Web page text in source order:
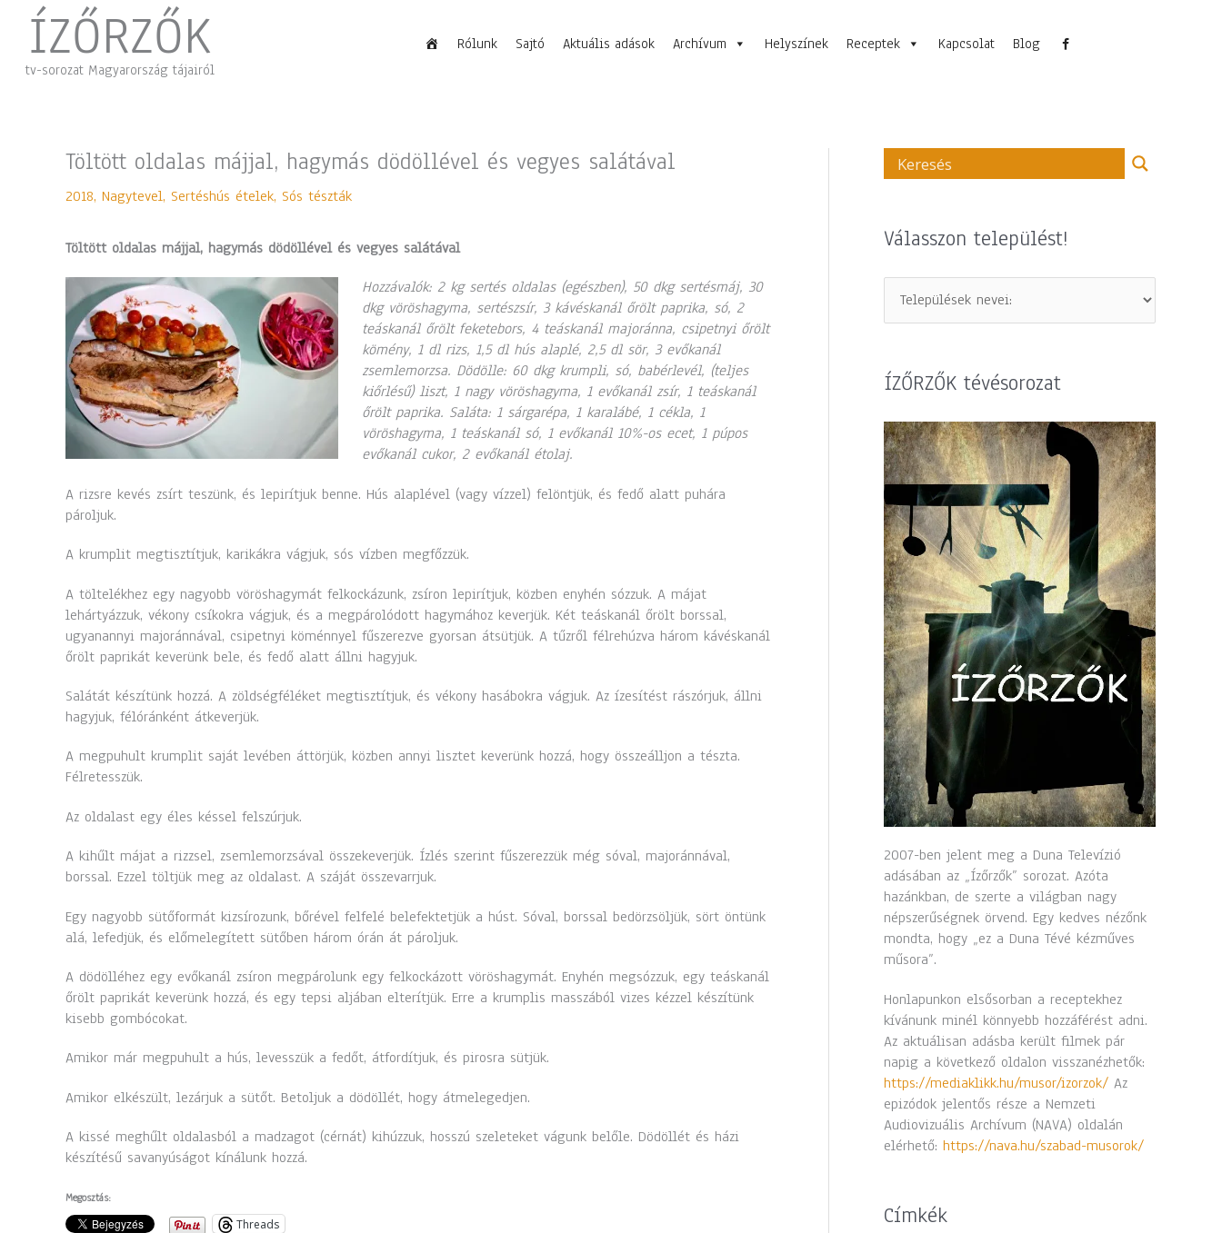
contentÍZŐRZŐK
tv-sorozat Magyarország tájairól
Rólunk Sajtó Aktuális adások Archívum Helyszínek Receptek Kapcsolat Blog
Töltött oldalas májjal, hagymás dödöllével és vegyes salátával
2018, Nagytevel, Sertéshús ételek, Sós tészták
Töltött oldalas májjal, hagymás dödöllével és vegyes salátával
Hozzávalók: 2 kg sertés oldalas (egészben), 50 dkg sertésmáj, 30
dkg vöröshagyma, sertészsír, 3 kávéskanál őrölt paprika, só, 2
teáskanál őrölt feketebors, 4 teáskanál majoránna, csipetnyi őrölt
kömény, 1 dl rizs, 1,5 dl hús alaplé, 2,5 dl sör, 3 evőkanál
zsemlemorzsa. Dödölle: 60 dkg krumpli, só, babérlevél, (teljes
kiőrlésű) liszt, 1 nagy vöröshagyma, 1 evőkanál zsír, 1 teáskanál
őrölt paprika. Saláta: 1 sárgarépa, 1 karalábé, 1 cékla, 1
vöröshagyma, 1 teáskanál só, 1 evőkanál 10%-os ecet, 1 púpos
evőkanál cukor, 2 evőkanál étolaj.
A rizsre kevés zsírt teszünk, és lepirítjuk benne. Hús alaplével (vagy vízzel) felöntjük, és fedő alatt puhára
pároljuk.
A krumplit megtisztítjuk, karikákra vágjuk, sós vízben megfőzzük.
A töltelékhez egy nagyobb vöröshagymát felkockázunk, zsíron lepirítjuk, közben enyhén sózzuk. A májat
lehártyázzuk, vékony csíkokra vágjuk, és a megpárolódott hagymához keverjük. Két teáskanál őrölt borssal,
ugyanannyi majoránnával, csipetnyi köménnyel fűszerezve gyorsan átsütjük. A tűzről félrehúzva három kávéskanál
őrölt paprikát keverünk bele, és fedő alatt állni hagyjuk.
Salátát készítünk hozzá. A zöldségféléket megtisztítjuk, és vékony hasábokra vágjuk. Az ízesítést rászórjuk, állni
hagyjuk, félóránként átkeverjük.
A megpuhult krumplit saját levében áttörjük, közben annyi lisztet keverünk hozzá, hogy összeálljon a tészta.
Félretesszük.
Az oldalast egy éles késsel felszúrjuk.
A kihűlt májat a rizzsel, zsemlemorzsával összekeverjük. Ízlés szerint fűszerezzük még sóval, majoránnával,
borssal. Ezzel töltjük meg az oldalast. A száját összevarrjuk.
Egy nagyobb sütőformát kizsírozunk, bőrével felfelé belefektetjük a húst. Sóval, borssal bedörzsöljük, sört öntünk
alá, lefedjük, és előmelegített sütőben három órán át pároljuk.
A dödölléhez egy evőkanál zsíron megpárolunk egy felkockázott vöröshagymát. Enyhén megsózzuk, egy teáskanál
őrölt paprikát keverünk hozzá, és egy tepsi aljában elterítjük. Erre a krumplis masszából vizes kézzel készítünk
kisebb gombócokat.
Amikor már megpuhult a hús, levesszük a fedőt, átfordítjuk, és pirosra sütjük.
Amikor elkészült, lezárjuk a sütőt. Betoljuk a dödöllét, hogy átmelegedjen.
A kissé meghűlt oldalasból a madzagot (cérnát) kihúzzuk, hosszú szeleteket vágunk belőle. Dödöllét és házi
készítésű savanyúságot kínálunk hozzá.
Megosztás:
Threads
Válasszon települést!
ÍZŐRZŐK tévésorozat
2007-ben jelent meg a Duna Televízió
adásában az „Ízőrzők” sorozat. Azóta
hazánkban, de szerte a világban nagy
népszerűségnek örvend. Egy kedves nézőnk
mondta, hogy „ez a Duna Tévé kézműves
műsora”.
Honlapunkon elsősorban a receptekhez
kívánunk minél könnyebb hozzáférést adni.
Az aktuálisan adásba került filmek pár
napig a következő oldalon visszanézhetők:
https://mediaklikk.hu/musor/izorzok/ Az
epizódok jelentős része a Nemzeti
Audiovizuális Archívum (NAVA) oldalán
elérhető: https://nava.hu/szabad-musorok/
Címkék